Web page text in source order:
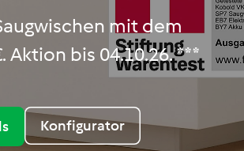
mit dem
Aktion bis 04.10.26. ***
Konfigurator